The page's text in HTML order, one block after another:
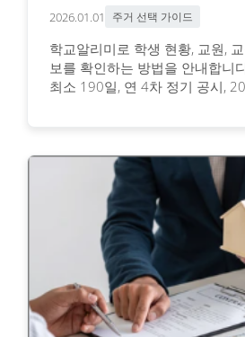
2026.01.01 주거 선택 가이드
학교알리미로 학생 현황, 교원,
보를 확인하는 방법을 안내합니
최소 190일, 연 4차 정기 공시,